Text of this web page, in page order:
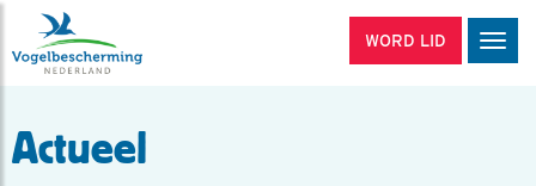
WORD LID
Actueel